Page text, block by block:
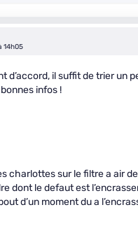
14h05
d’accord, il suffit de trier un
infos !
charlottes sur le filtre a air
dont le defaut est
d’un moment du a